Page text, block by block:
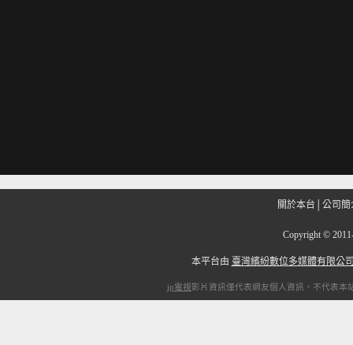
關於本台 公司簡
Copyright ©
本平台由 臺灣繽紛數位多媒體有限公
ip電視影片資訊僅代表網友個人資訊，不代表本